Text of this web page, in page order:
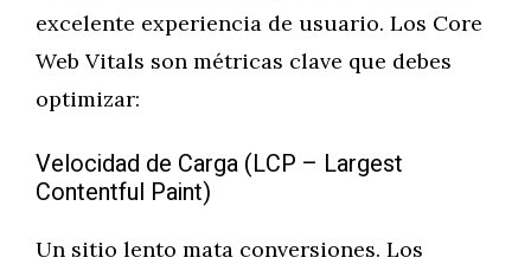
excelente experiencia de usuario. Los Core
Web Vitals son métricas clave que debes
optimizar:
Velocidad de Carga (LCP – Largest
Contentful Paint)
Un sitio lento mata conversiones. Los